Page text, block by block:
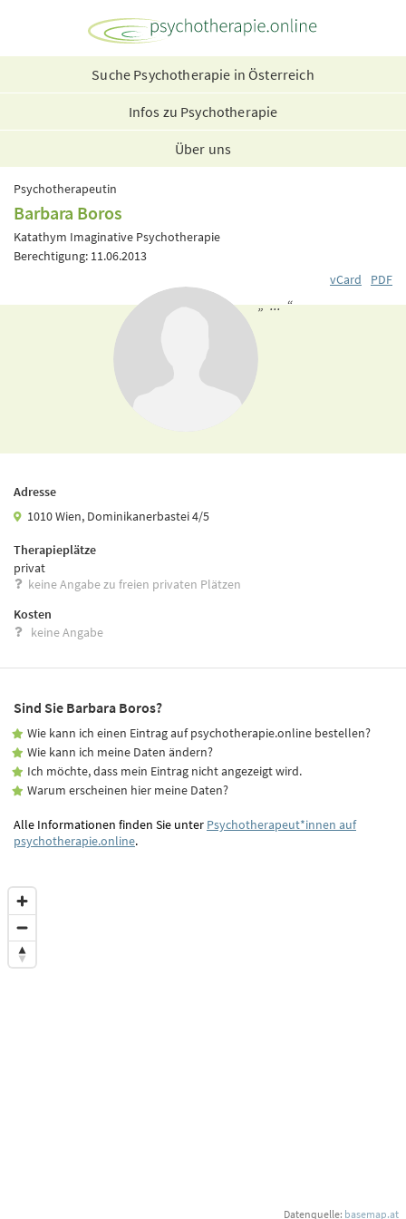
Suche Psychotherapie in Österreich
Infos zu Psychotherapie
Über uns
Psychotherapeutin
Barbara Boros
Katathym Imaginative Psychotherapie
Berechtigung: 11.06.2013
vCard
PDF
„ ... “
Adresse
1010 Wien, Dominikanerbastei 4/5
Therapieplätze
privat
keine Angabe zu freien privaten Plätzen
Kosten
keine Angabe
Sind Sie Barbara Boros?
Wie kann ich einen Eintrag auf psychotherapie.online bestellen?
Wie kann ich meine Daten ändern?
Ich möchte, dass mein Eintrag nicht angezeigt wird.
Warum erscheinen hier meine Daten?
Alle Informationen finden Sie unter Psychotherapeut*innen auf
psychotherapie.online.
Datenquelle: basemap.at